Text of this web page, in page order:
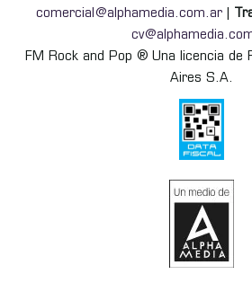
comercial@alphamedia.com.ar
FM Rock and Pop ® Una licencia de
Aires S.A.